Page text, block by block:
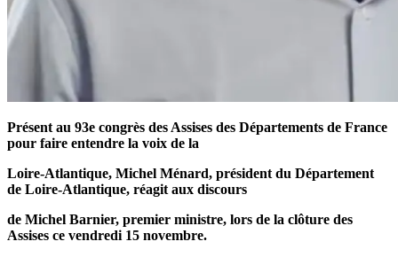
Présent au 93e congrès des Assises des Départements de France
pour faire entendre la voix de la
Loire-Atlantique, Michel Ménard, président du Département
de Loire-Atlantique, réagit aux discours
de Michel Barnier, premier ministre, lors de la clôture des
Assises ce vendredi 15 novembre.